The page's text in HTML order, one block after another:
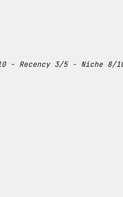
- Recency 3/5 - Niche 8/